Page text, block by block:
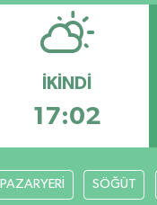
İKINDI
17:02
PAZARYERİ SÖĞÜT